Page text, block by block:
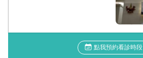
點我預約看診時段